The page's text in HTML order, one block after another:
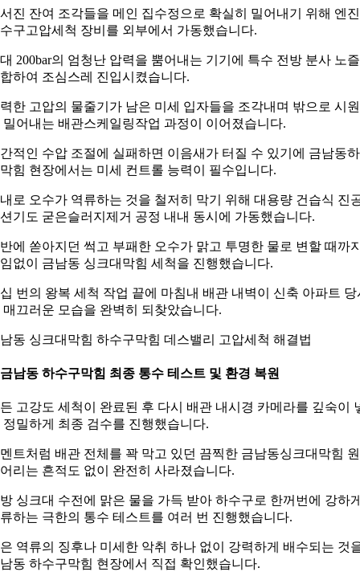
진 잔여 조각들을 메인 집수정으로 확실히 밀어내기 위해 엔
구고압세척 장비를 외부에서 가동했습니다.
200bar의 엄청난 압력을 뿜어내는 기기에 특수 전방 분사 노
하여 조심스레 진입시켰습니다.
한 고압의 물줄기가 남은 미세 입자들을 조각내며 밖으로 시
밀어내는 배관스케일링작업 과정이 이어졌습니다.
적인 수압 조절에 실패하면 이음새가 터질 수 있기에 금남동
힘 현장에서는 미세 컨트롤 능력이 필수입니다.
로 오수가 역류하는 것을 철저히 막기 위해 대용량 건습식 진
기도 굳은슬러지제거 공정 내내 동시에 가동했습니다.
에 쏟아지던 썩고 부패한 오수가 맑고 투명한 물로 변할 때까
없이 금남동 싱크대막힘 세척을 진행했습니다.
번의 왕복 세척 작업 끝에 마침내 배관 내벽이 신축 아파트 당
매끄러운 모습을 완벽히 되찾았습니다.
동 싱크대막힘 하수구막힘 데스밸리 고압세척 해결법
남동 하수구막힘 최종 통수 테스트 및 환경 복원
고강도 세척이 완료된 후 다시 배관 내시경 카메라를 깊숙이
정밀하게 최종 검수를 진행했습니다.
트처럼 배관 전체를 꽉 막고 있던 끔찍한 금남동싱크대막힘
리는 흔적도 없이 완전히 사라졌습니다.
싱크대 수전에 맑은 물을 가득 받아 하수구로 한꺼번에 강하
하는 극한의 통수 테스트를 여러 번 진행했습니다.
역류의 징후나 미세한 악취 하나 없이 강력하게 배수되는 것
동 하수구막힘 현장에서 직접 확인했습니다.